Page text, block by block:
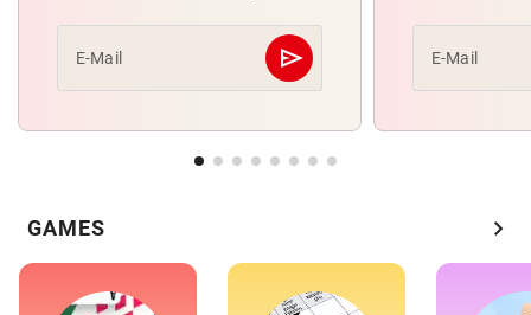
E-Mail send
Abschicken E-Mail
GAMES chevron_right